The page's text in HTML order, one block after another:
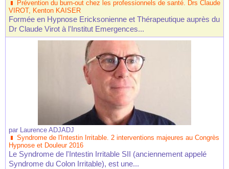
Prévention du burn-out chez les professionnels de santé. Drs Claude
VIROT, Kenton KAISER
Formée en Hypnose Ericksonienne et Thérapeutique auprès du
Dr Claude Virot à l'Institut Emergences...
par Laurence ADJADJ
Syndrome de l'Intestin Irritable. 2 interventions majeures au Congrès
Hypnose et Douleur 2016
Le Syndrome de l'Intestin Irritable SII (anciennement appelé
Syndrome du Colon Irritable), est une...